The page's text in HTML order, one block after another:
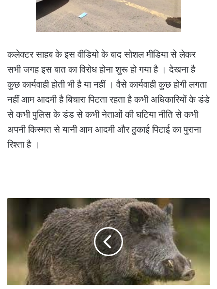
कलेक्टर साहब के इस वीडियो के बाद सोशल मीडिया से लेकर
सभी जगह इस बात का विरोध होना शुरू हो गया है । देखना है
कुछ कार्यवाही होती भी है या नहीं । वैसे कार्यवाही कुछ होगी लगता
नहीं आम आदमी है बिचारा पिटता रहता है कभी अधिकारियों के डंडे
से कभी पुलिस के डंड से कभी नेताओं की घटिया नीति से कभी
अपनी किस्मत से यानी आम आदमी और ठुकाई पिटाई का पुराना
रिश्ता है ।
लचर
जंगली
के